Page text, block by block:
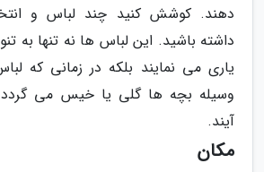
دهند. کوشش کنید چند لباس و
داشته باشید. این لباس ها نه تنها به
یاری می نمایند بلکه در زمانی که
وسیله بچه ها گلی یا خیس می گردد
آیند.
مکان